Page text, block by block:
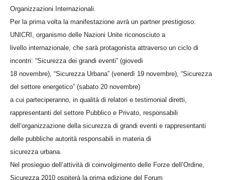
Organizzazioni Internazionali.
Per la prima volta la manifestazione avrà un partner prestigioso:
UNICRI, organismo delle Nazioni Unite riconosciuto a
livello internazionale, che sarà protagonista attraverso un ciclo di
incontri: “Sicurezza dei grandi eventi” (giovedì
18 novembre), “Sicurezza Urbana” (venerdì 19 novembre), “Sicurezza
del settore energetico” (sabato 20 novembre)
a cui parteciperanno, in qualità di relatori e testimonial diretti,
rappresentanti del settore Pubblico e Privato, responsabili
dell’organizzazione della sicurezza di grandi eventi e rappresentanti
delle pubbliche autorità responsabili in materia di
sicurezza urbana.
Nel prosieguo dell’attività di coinvolgimento delle Forze dell’Ordine,
Sicurezza 2010 ospiterà la prima edizione del Forum